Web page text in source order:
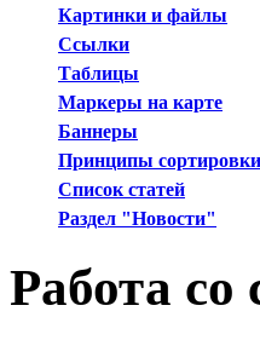
Картинки и файлы
Ссылки
Таблицы
Маркеры на карте
Баннеры
Принципы сортировки
Список статей
Раздел "Новости"
Работа со